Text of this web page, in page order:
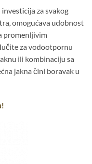
za svakog
omogućava udobnost
promenljivim
za vodootpornu
ili kombinaciju sa
jakna čini boravak u